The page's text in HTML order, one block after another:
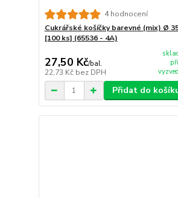
4 hodnocení
Cukrářské košíčky barevné (mix) Ø
[100 ks] (65536 - 4A)
27,50 Kč/bal.
22,73 Kč bez DPH
Přidat do